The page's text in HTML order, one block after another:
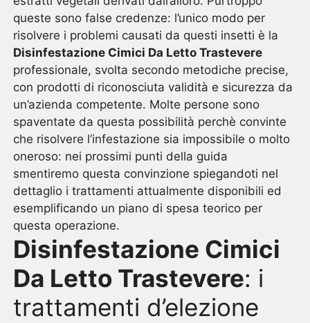
queste sono false credenze: l’unico modo per
risolvere i problemi causati da questi insetti è la
Disinfestazione Cimici Da Letto Trastevere
professionale, svolta secondo metodiche precise,
con prodotti di riconosciuta validità e sicurezza da
un’azienda competente. Molte persone sono
spaventate da questa possibilità perchè convinte
che risolvere l’infestazione sia impossibile o molto
oneroso: nei prossimi punti della guida
smentiremo questa convinzione spiegandoti nel
dettaglio i trattamenti attualmente disponibili ed
esemplificando un piano di spesa teorico per
questa operazione.
Disinfestazione Cimici
Da Letto Trastevere: i
trattamenti d’elezione